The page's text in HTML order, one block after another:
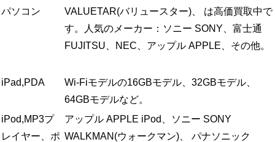
パソコン
VALUETAR(バリュースター)、 は高価買取中で
す。人気のメーカー：ソニー SONY、富士通
FUJITSU、NEC、アップル APPLE、その他。
iPad,PDA
Wi-Fiモデルの16GBモデル、32GBモデル、
64GBモデルなど。
iPod,MP3プ
レイヤー、ポ
アップル APPLE iPod、ソニー SONY
WALKMAN(ウォークマン)、 パナソニック